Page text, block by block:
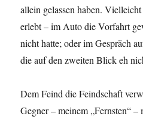
allein gelassen haben.
erlebt – im Auto die Vorfahrt
nicht hatte; oder im Gespräch
die auf den zweiten Blick eh
Dem Feind die Feindschaft
Gegner – meinem „Fernsten“